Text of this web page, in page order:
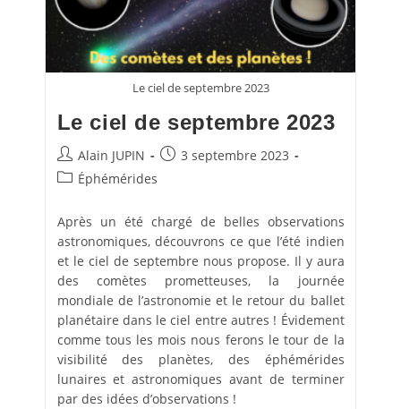
Le ciel de septembre 2023
Le ciel de septembre 2023
Auteur/autrice
de
Alain JUPIN
Publication
3 septembre 2023
PostÉphémérides
Après un été chargé de belles observations
astronomiques, découvrons ce que l’été indien
et le ciel de septembre nous propose. Il y aura
des comètes prometteuses, la journée
mondiale de l’astronomie et le retour du ballet
planétaire dans le ciel entre autres ! Évidement
comme tous les mois nous ferons le tour de la
visibilité des planètes, des éphémérides
lunaires et astronomiques avant de terminer
par des idées d’observations !